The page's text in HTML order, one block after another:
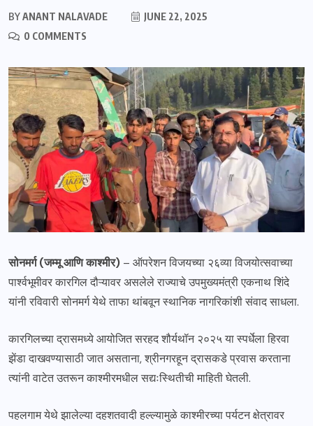
BYANANT NALAVADE
JUNE 22, 2025
0 COMMENTS
सोनमर्ग (जम्मू आणि काश्मीर) – ऑपरेशन विजयच्या २६व्या विजयोत्सवाच्या
पार्श्वभूमीवर कारगिल दौऱ्यावर असलेले राज्याचे उपमुख्यमंत्री एकनाथ शिंदे
यांनी रविवारी सोनमर्ग येथे ताफा थांबवून स्थानिक नागरिकांशी संवाद साधला.
कारगिलच्या द्रासमध्ये आयोजित सरहद शौर्यथॉन २०२५ या स्पर्धेला हिरवा
झेंडा दाखवण्यासाठी जात असताना, श्रीनगरहून द्रासकडे प्रवास करताना
त्यांनी वाटेत उतरून काश्मीरमधील सद्यःस्थितीची माहिती घेतली.
पहलगाम येथे झालेल्या दहशतवादी हल्ल्यामुळे काश्मीरच्या पर्यटन क्षेत्रावर